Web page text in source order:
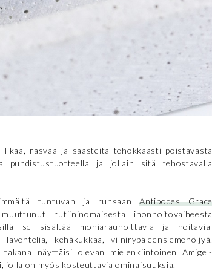
rasvaa ja saasteita tehokkaasti poistavasta
puhdistustuotteella ja jollain sitä tehostavalla
tuntuvan ja runsaanAntipodes Grace
rutiininomaisesta ihonhoitovaiheesta
se sisältää moniarauhoittavia ja hoitavia
kehäkukkaa, viinirypäleensiemenöljyä.
näyttäisi olevan mielenkiintoinen Amigel-
jolla on myös kosteuttavia ominaisuuksia.